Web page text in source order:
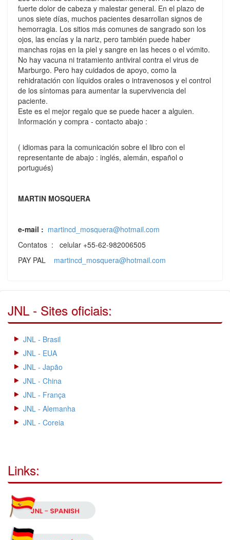
fuerte dolor de cabeza y malestar general. En el plazo de
unos siete días, muchos pacientes desarrollan signos de
hemorragia. Los sitios más comunes de sangrado son los
ojos, las encías y la nariz, pero también puede haber
manchas rojas en la piel y sangre en las heces o el vómito.
No hay vacuna ni tratamiento antiviral contra el virus de
Marburgo. Pero hay cuidados de apoyo, como la
rehidratación con líquidos orales o intravenosos y el control
de los síntomas para aumentar la supervivencia del
paciente.
Este es el mejor regalo que se puede hacer a alguien.
Información y compra - contacto abajo :
( idiomas para la comunicación sobre el libro con el
representante de abajo : inglés, alemán, español o
portugués)
MARTIN MOSQUERA
e-mail : martincd_mosquera@hotmail.com
Contatos : celular +55-62-982006505
PAY PAL martincd_mosquera@hotmail.com
JNL - Sites oficiais:
JNL - Brasil
JNL - EUA
JNL - Japão
JNL - China
JNL - França
JNL - Alemanha
JNL - Coreia
Links: